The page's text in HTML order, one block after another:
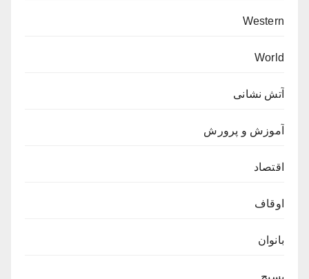
Western
World
آتش نشانی
آموزش و پرورش
اقتصاد
اوقاف
بانوان